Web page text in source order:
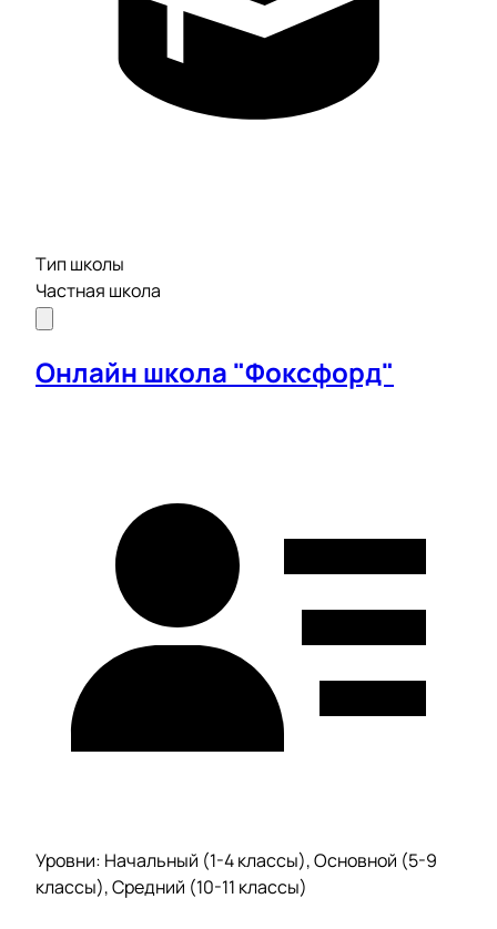
Тип школы
Частная школа
Онлайн школа "Фоксфорд"
Уровни: Начальный (1-4 классы), Основной (5-9
классы), Средний (10-11 классы)